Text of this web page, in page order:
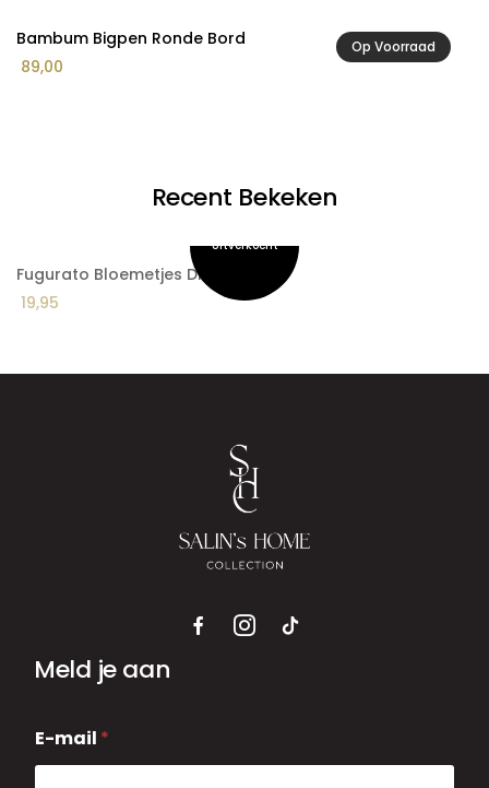
Op Voorraad
Bambum Bigpen Ronde Bord
89,00
Recent Bekeken
Fugurato Bloemetjes Dienblad
19,95
Meld je aan
-
m
E-mail *